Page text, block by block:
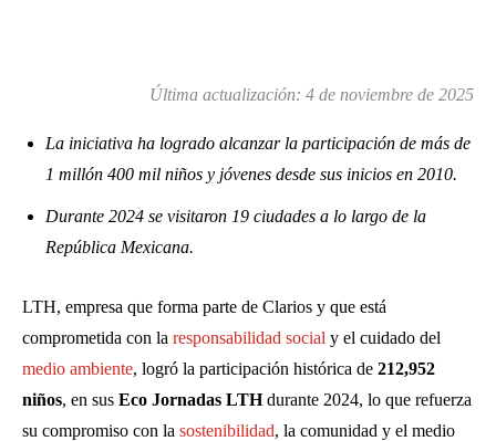
Última actualización: 4 de noviembre de 2025
La iniciativa ha logrado alcanzar la participación de más de
1 millón 400 mil niños y jóvenes desde sus inicios en 2010.
Durante 2024 se visitaron 19 ciudades a lo largo de la
República Mexicana.
LTH, empresa que forma parte de Clarios y que está
comprometida con la responsabilidad social y el cuidado del
medio ambiente, logró la participación histórica de 212,952
niños, en sus Eco Jornadas LTHdurante 2024, lo que refuerza
su compromiso con la sostenibilidad, la comunidad y el medio